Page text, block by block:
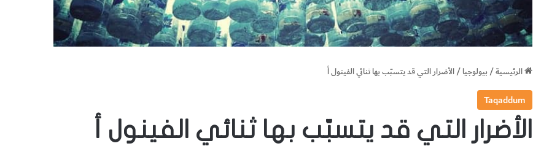
الرئيسية/بيولوجيا/الأضرار التي قد يتسبّب بها ثنائي الفينول أ
Taqaddum
الأضرار التي قد يتسبّب بها ثنائي الفينول أ